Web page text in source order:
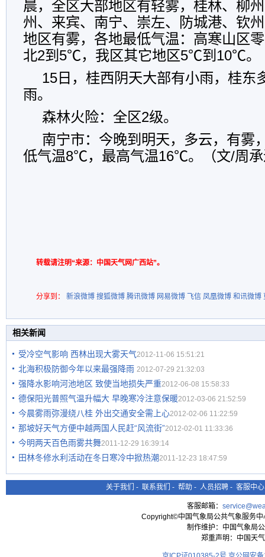
晨，全区大部地区有轻雾，桂林、柳
州、来宾、南宁、崇左、防城港、钦
地区有雾，各地最低气温：高寒山区
北2到5℃，我区其它地区5℃到10℃。
15日，桂西阴天大部有小雨，桂东
雨。
森林火险：全区2级。
南宁市：今晚到明天，多云，有雾
低气温8℃，最高气温16℃。（文/周
转载请注明“来源：中国天气网广西站”。
分享到： 新浪微博 搜狐微博 腾讯微博 网易微博 飞信 凤凰微博 和讯微博
相关新闻
受冷空气影响 西林出现大雾天气2012-11-06 15:51:21
北海积极防御今年以来最强降雨 2012-07-29 21:32:03
强降水影响河池地区 致使当地损失严重2012-06-08 15:58:33
德保阳光普照气温升幅大 早晚寒冷注意保暖2012-03-06 21:52:59
今晨雾雨弥漫绕八桂 外出交通安全需上心2012-02-06 11:22:59
那坡好天气方便中越两国人民赶“风流街”2012-02-01 11:33:36
今明两天百色雨雾共舞2011-12-29 16:39:14
田林冬修水利活动在冬日寒冷中掀热潮2011-12-23 18:47:59
关于我们 - 联系我们 - 帮助 - 人员招聘 - 客服中心
客服邮箱：
Copyright©中国气象局公共气象服务
制作维护：中国气象局
郑重声明：中国天